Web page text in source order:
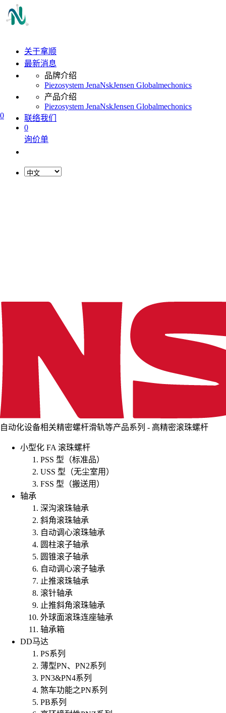
0
关于拿顺
最新消息
品牌介绍
Piezosystem JenaNskJensen Globalmechonics
产品介绍
Piezosystem JenaNskJensen Globalmechonics
联络我们
0
询价单
自动化设备相关精密螺杆滑轨等产品系列 - 高精密滚珠螺杆
小型化 FA 滚珠螺杆
PSS 型（标准品）
USS 型（无尘室用）
FSS 型（搬送用）
轴承
深沟滚珠轴承
斜角滚珠轴承
自动调心滚珠轴承
圆柱滚子轴承
圆锥滚子轴承
自动调心滚子轴承
止推滚珠轴承
滚针轴承
止推斜角滚珠轴承
外球面滚珠连座轴承
轴承箱
DD马达
PS系列
薄型PN、PN2系列
PN3&PN4系列
煞车功能之PN系列
PB系列